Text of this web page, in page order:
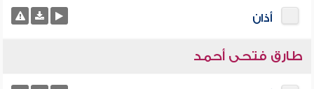
أذان
طارق فتحى أحمد